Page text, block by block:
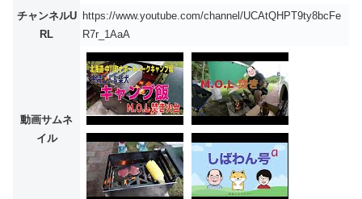
チャンネルU
RL
https://www.youtube.com/channel/UCAtQHPT9ty8bcFe
R7r_1AaA
動画サムネ
イル